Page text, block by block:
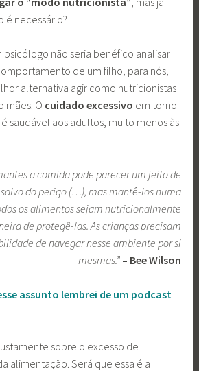
é necessário?
psicólogo não seria benéfico analisar
de um filho, para nós,
alternativa agir como nutricionistas
mães. O cuidado excessivo em torno
saudável aos adultos, muito menos às
a comida pode parecer um jeito de
do perigo (…), mas mantê-los numa
os alimentos sejam nutricionalmente
de protegê-las. As crianças precisam
de navegar nesse ambiente por si
mesmas.” – Bee Wilson
assunto lembrei de um podcast
sobre o excesso de
alimentação. Será que essa é a